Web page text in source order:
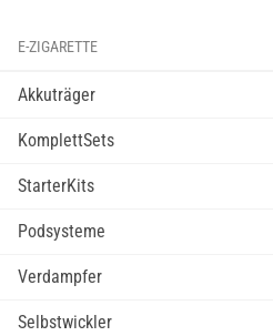
E-ZIGARETTE
Akkuträger
KomplettSets
StarterKits
Podsysteme
Verdampfer
Selbstwickler